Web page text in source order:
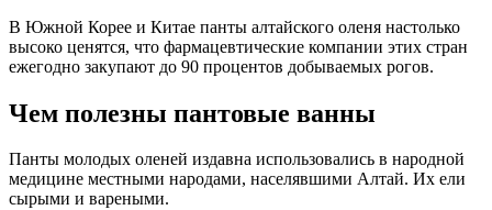
В Южной Корее и Китае панты алтайского оленя настолько
высоко ценятся, что фармацевтические компании этих стран
ежегодно закупают до 90 процентов добываемых рогов.
Чем полезны пантовые ванны
Панты молодых оленей издавна использовались в народной
медицине местными народами, населявшими Алтай. Их ели
сырыми и вареными.